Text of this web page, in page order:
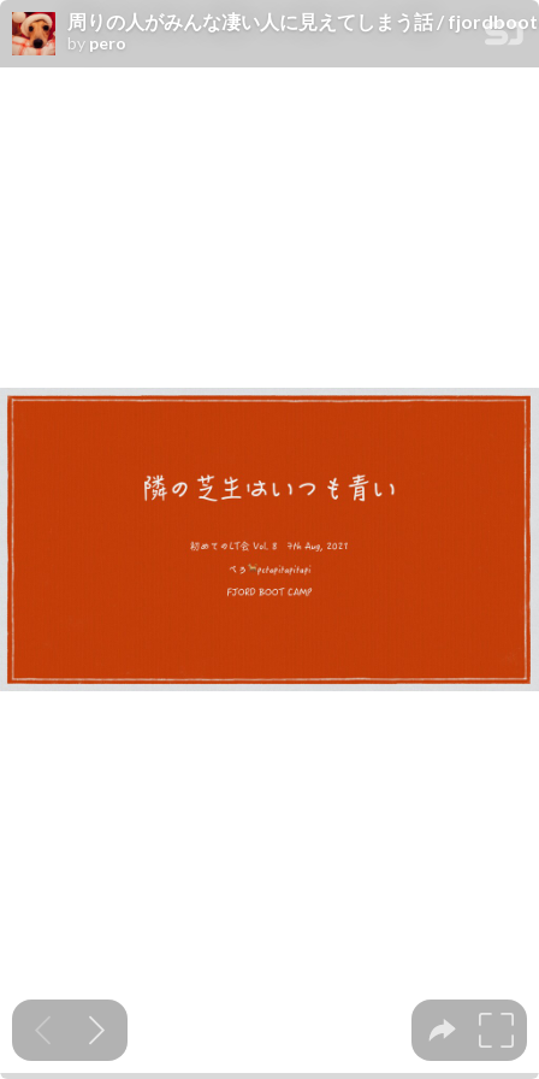
周りの人がみんな凄い人に見えてしまう話 /
by pero